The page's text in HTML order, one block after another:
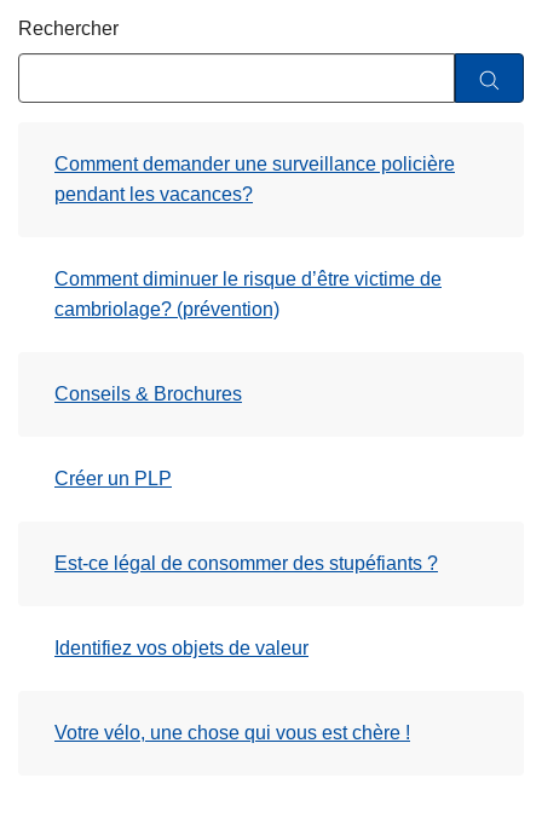
Rechercher
Comment demander une surveillance policière
pendant les vacances?
Comment diminuer le risque d’être victime de
cambriolage? (prévention)
Conseils & Brochures
Créer un PLP
Est-ce légal de consommer des stupéfiants ?
Identifiez vos objets de valeur
Votre vélo, une chose qui vous est chère !